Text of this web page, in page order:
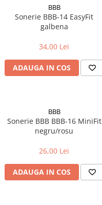
BBB
Sonerie BBB-14 EasyFit
galbena
34,00 Lei
ADAUGA IN COS
BBB
Sonerie BBB BBB-16 MiniFit
negru/rosu
26,00 Lei
ADAUGA IN COS